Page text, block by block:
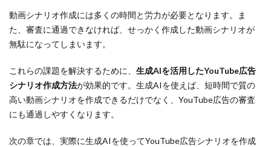
動画シナリオ作成には多くの時間と労力が必要となります。ま
た、審査に通過できなければ、せっかく作成した動画シナリオが
無駄になってしまいます。
これらの課題を解決するために、 生成AIを活用したYouTube広告
シナリオ作成方法が効果的です。生成AIを使えば、短時間で質の
高い動画シナリオを作成できるだけでなく、YouTube広告の審査
にも通過しやすくなります。
次の章では、実際に生成AIを使ってYouTube広告シナリオを作成